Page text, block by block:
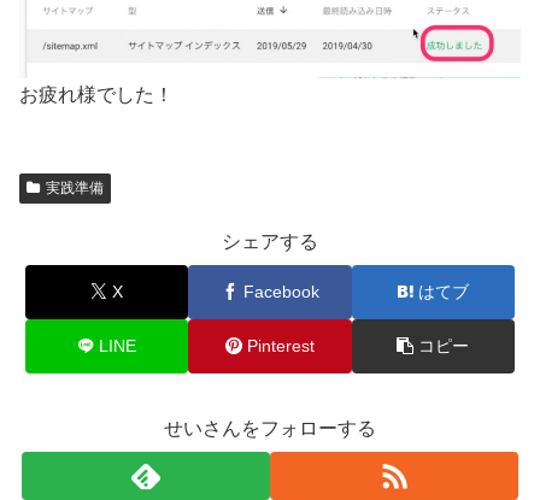
お疲れ様でした！
実践準備
シェアする
X Facebook はてブ
LINE Pinterest コピー
せいさんをフォローする